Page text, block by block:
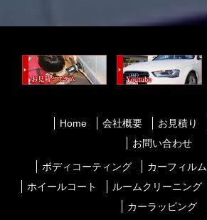
Home 会社概要 お見積り
お問い合わせ
ボディコーティング カーフィルム
ホイールコート
ルームクリーニング
カーラッピング